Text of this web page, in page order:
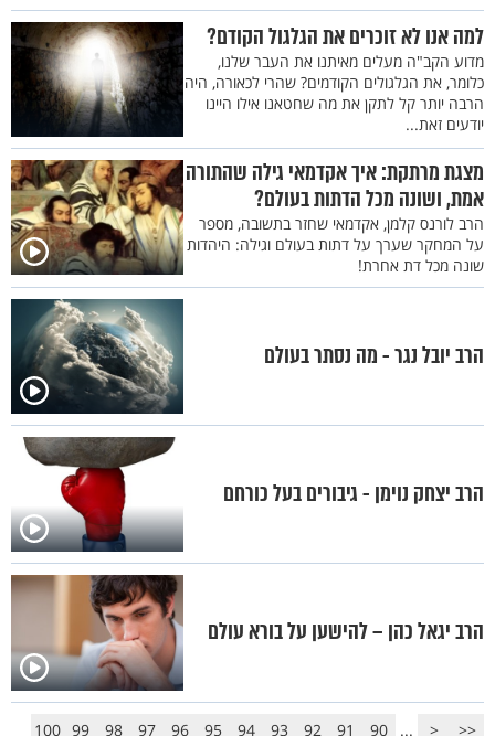
למה אנו לא זוכרים את הגלגול הקודם?
מדוע הקב"ה מעלים מאיתנו את העבר שלנו,
כלומר, את הגלגולים הקודמים? שהרי לכאורה, היה
הרבה יותר קל לתקן את מה שחטאנו אילו היינו
יודעים זאת...
מצגת מרתקת: איך אקדמאי גילה שהתורה
אמת, ושונה מכל הדתות בעולם?
הרב לורנס קלמן, אקדמאי שחזר בתשובה, מספר
על המחקר שערך על דתות בעולם וגילה: היהדות
שונה מכל דת אחרת!
הרב יובל נגר - מה נסתר בעולם
הרב יצחק נוימן - גיבורים בעל כורחם
הרב יגאל כהן – להישען על בורא עולם
<<
<
...
90
91
92
93
94
95
96
97
98
99
100